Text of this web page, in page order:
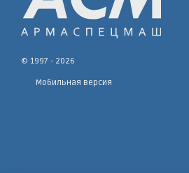
© 1997 - 2026
Мобильная версия